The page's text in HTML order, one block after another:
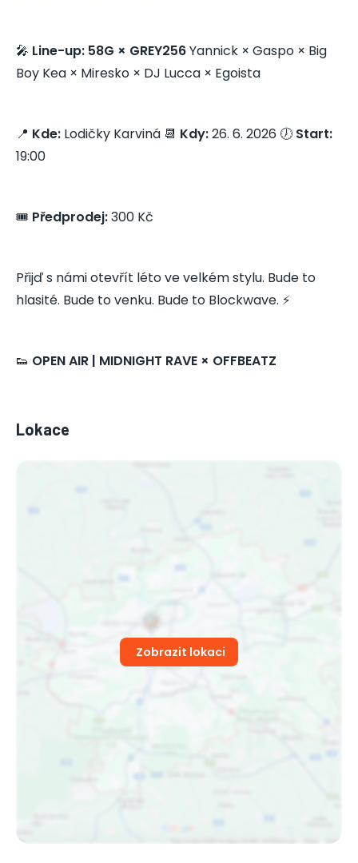
🎤 Line-up: 58G × GREY256Yannick × Gaspo × Big
Boy Kea × Miresko × DJ Lucca × Egoista
📍 Kde: Lodičky Karviná 📆 Kdy:26. 6. 2026 🕖 Start:
19:00
🎟️ Předprodej:300 Kč
Přijď s námi otevřít léto ve velkém stylu. Bude to
hlasité. Bude to venku. Bude to Blockwave. ⚡
👟 OPEN AIR | MIDNIGHT RAVE × OFFBEATZ
Lokace
Zobrazit lokaci